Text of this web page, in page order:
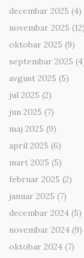
decembar 2025 (4)
novembar 2025 (12)
oktobar 2025 (9)
septembar 2025
avgust 2025 (5)
jul 2025 (2)
jun 2025 (7)
maj 2025 (9)
april 2025 (6)
mart 2025 (5)
februar 2025 (2)
januar 2025 (7)
decembar 2024 (5)
novembar 2024 (9)
oktobar 2024 (7)